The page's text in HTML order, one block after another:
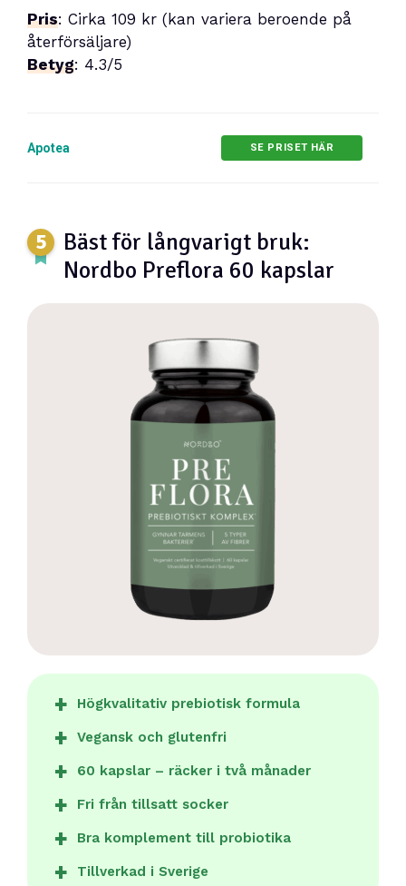
Pris: Cirka 109 kr (kan variera beroende på
återförsäljare)
Betyg: 4.3/5
Apotea SE PRISET HÄR
Bäst för långvarigt bruk:
Nordbo Preflora 60 kapslar
Högkvalitativ prebiotisk formula
Vegansk och glutenfri
60 kapslar – räcker i två månader
Fri från tillsatt socker
Bra komplement till probiotika
Tillverkad i Sverige